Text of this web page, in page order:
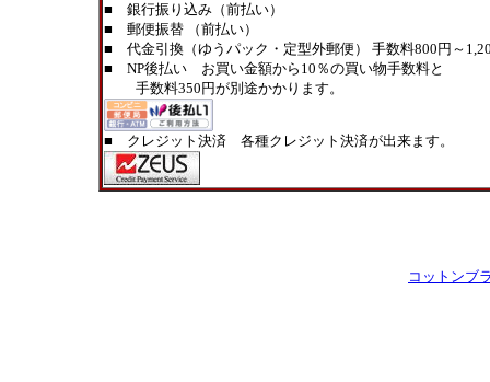
■ 銀行振り込み（前払い）
■ 郵便振替 （前払い）
■ 代金引換（ゆうパック・定型外郵便） 手数料800円～
■ NP後払い お買い金額から10％の買い物手数料と
手数料350円が別途かかります。
■ クレジット決済 各種クレジット決済が出来ます。
コットンブ